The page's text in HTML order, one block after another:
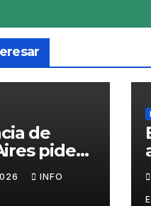
de
pide
INFO